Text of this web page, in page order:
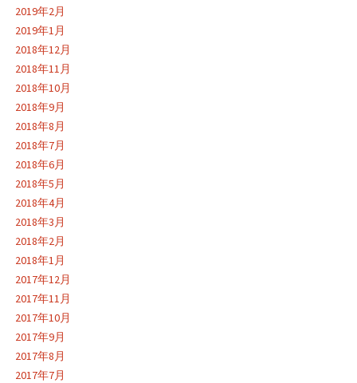
2019年2月
2019年1月
2018年12月
2018年11月
2018年10月
2018年9月
2018年8月
2018年7月
2018年6月
2018年5月
2018年4月
2018年3月
2018年2月
2018年1月
2017年12月
2017年11月
2017年10月
2017年9月
2017年8月
2017年7月